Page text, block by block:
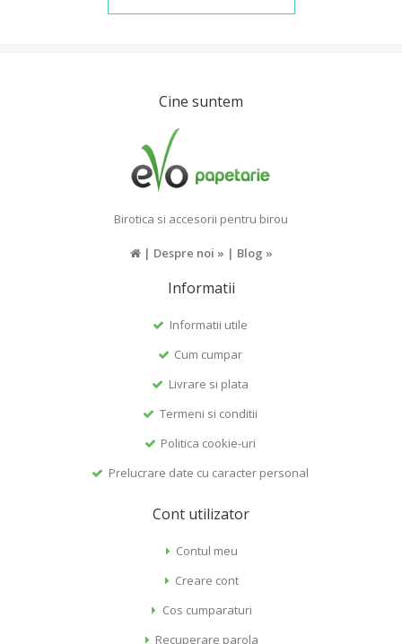
Cine suntem
Birotica si accesorii pentru birou
| Despre noi » | Blog »
Informatii
Informatii utile
Cum cumpar
Livrare si plata
Termeni si conditii
Politica cookie-uri
Prelucrare date cu caracter personal
Cont utilizator
Contul meu
Creare cont
Cos cumparaturi
Recuperare parola